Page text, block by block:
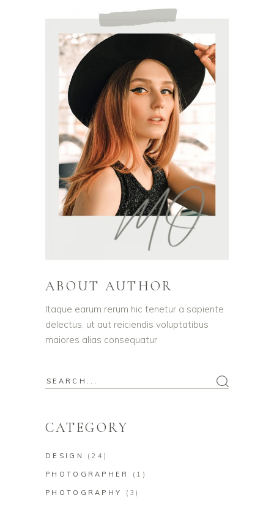
ABOUT AUTHOR
Itaque earum rerum hic tenetur a sapiente
delectus, ut aut reiciendis voluptatibus
maiores alias consequatur
CATEGORY
DESIGN (24)
PHOTOGRAPHER (1)
PHOTOGRAPHY (3)